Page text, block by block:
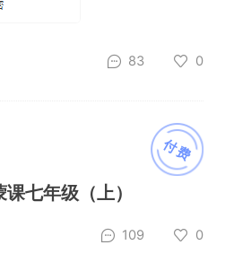
83 0
付费
七年级（上）
109 0